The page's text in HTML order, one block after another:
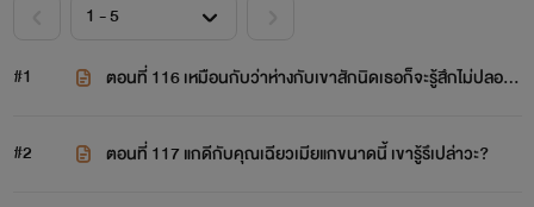
#1
ตอนที่ 116 เหมือนกับว่าห่างกับเขาสักนิดเธอก็จะรู้สึกไม่ปลอด
#2
ตอนที่ 117 แกดีกับคุณเฉียวเมียแกขนาดนี้ เขารู้รึเปล่าวะ?